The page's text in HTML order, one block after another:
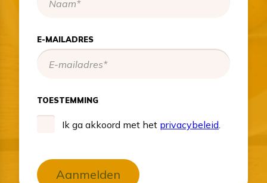
E-MAILADRES
TOESTEMMING
Ik ga akkoord met het privacybeleid.
Aanmelden